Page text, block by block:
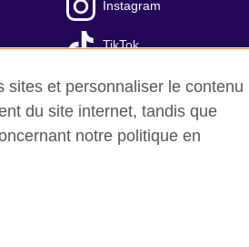
Instagram
TikTok
Cookies Plan du site
sites et personnaliser le contenu
du site internet, tandis que
notre politique en